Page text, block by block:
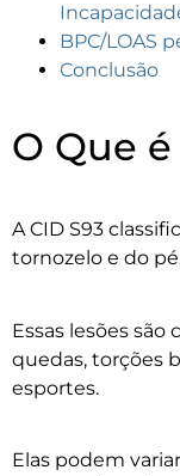
BPC/LOAS
Conclusão
O Que é
A CID S93
tornozelo e do
Essas lesões
quedas, torções
esportes.
Elas podem